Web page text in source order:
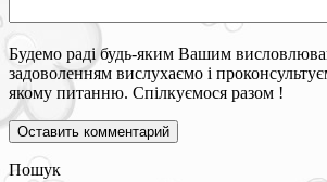
Будемо раді будь-яким Вашим
задоволенням вислухаємо і
якому питанню. Спілкуємося разом !
Пошук